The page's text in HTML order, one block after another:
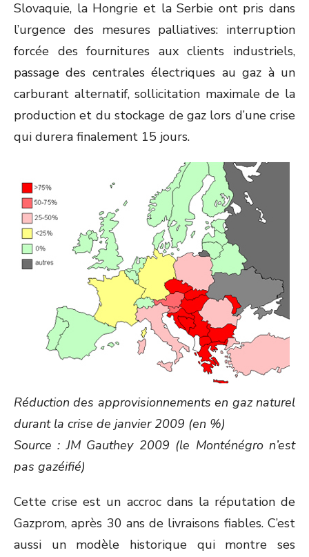
Slovaquie, la Hongrie et la Serbie ont pris dans
l’urgence des mesures palliatives: interruption
forcée des fournitures aux clients industriels,
passage des centrales électriques au gaz à un
carburant alternatif, sollicitation maximale de la
production et du stockage de gaz lors d’une crise
qui durera finalement 15 jours.
Réduction des approvisionnements en gaz naturel
durant la crise de janvier 2009 (en %)
Source : JM Gauthey 2009 (le Monténégro n’est
pas gazéifié)
Cette crise est un accroc dans la réputation de
Gazprom, après 30 ans de livraisons fiables. C’est
aussi un modèle historique qui montre ses